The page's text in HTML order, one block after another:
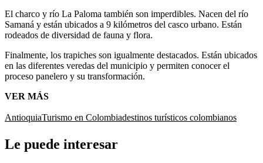
El charco y río La Paloma también son imperdibles. Nacen del río
Samaná y están ubicados a 9 kilómetros del casco urbano. Están
rodeados de diversidad de fauna y flora.
Finalmente, los trapiches son igualmente destacados. Están ubicados
en las diferentes veredas del municipio y permiten conocer el
proceso panelero y su transformación.
VER MÁS
AntioquiaTurismo en Colombiadestinos turísticos colombianos
Le puede interesar